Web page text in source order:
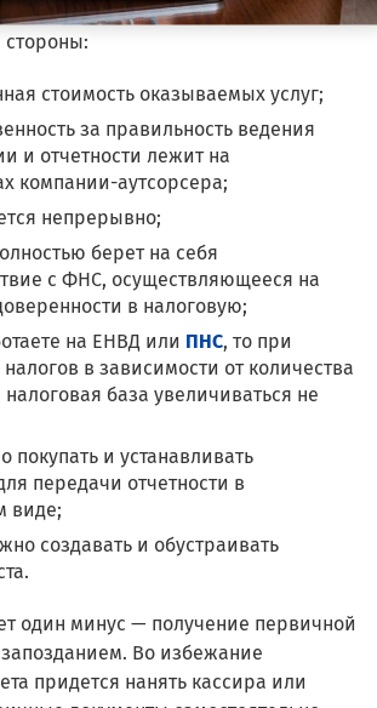
стоимость оказываемых услуг;
за правильность ведения
и отчетности лежит на
компании-аутсорсера;
непрерывно;
берет на себя
с ФНС, осуществляющееся на
в налоговую;
на ЕНВД или ПНС, то при
в зависимости от количества
база увеличиваться не
покупать и устанавливать
передачи отчетности в
виде;
создавать и обустраивать
один минус — получение первичной
Во избежание
придется нанять кассира или